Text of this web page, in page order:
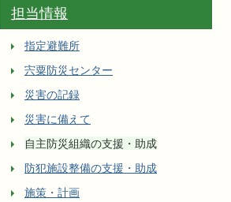
担当情報
指定避難所
宍粟防災センター
災害の記録
災害に備えて
自主防災組織の支援・助成
防犯施設整備の支援・助成
施策・計画